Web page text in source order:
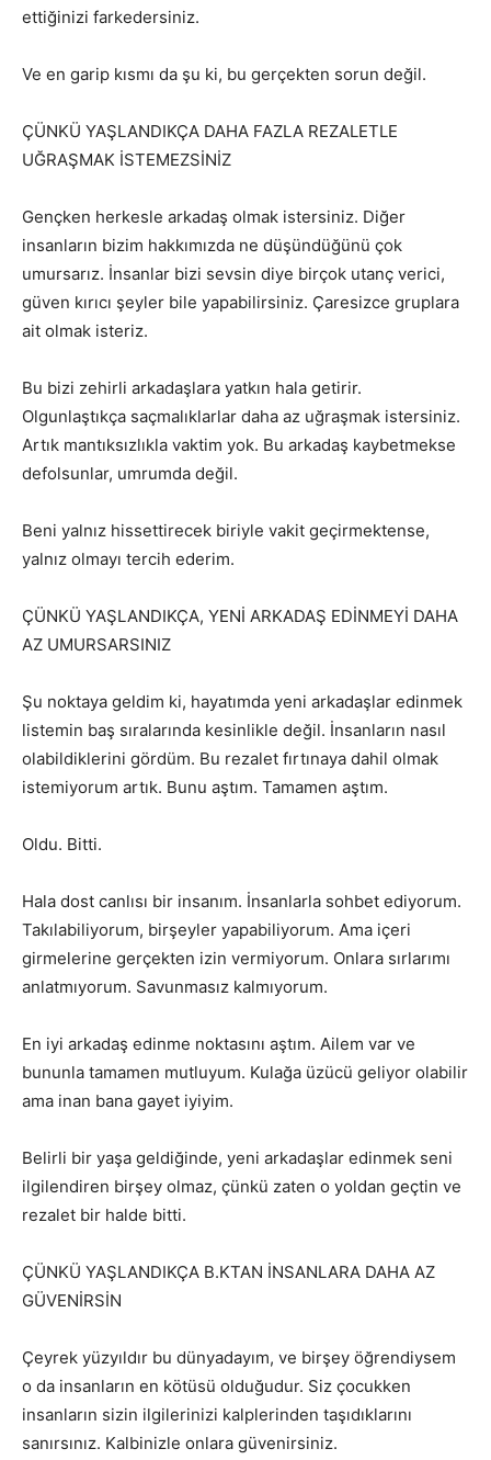
ettiğinizi farkedersiniz.
Ve en garip kısmı da şu ki, bu gerçekten sorun değil.
ÇÜNKÜ YAŞLANDIKÇA DAHA FAZLA REZALETLE
UĞRAŞMAK İSTEMEZSİNİZ
Gençken herkesle arkadaş olmak istersiniz. Diğer
insanların bizim hakkımızda ne düşündüğünü çok
umursarız. İnsanlar bizi sevsin diye birçok utanç verici,
güven kırıcı şeyler bile yapabilirsiniz. Çaresizce gruplara
ait olmak isteriz.
Bu bizi zehirli arkadaşlara yatkın hala getirir.
Olgunlaştıkça saçmalıklarlar daha az uğraşmak istersiniz.
Artık mantıksızlıkla vaktim yok. Bu arkadaş kaybetmekse
defolsunlar, umrumda değil.
Beni yalnız hissettirecek biriyle vakit geçirmektense,
yalnız olmayı tercih ederim.
ÇÜNKÜ YAŞLANDIKÇA, YENİ ARKADAŞ EDİNMEYİ DAHA
AZ UMURSARSINIZ
Şu noktaya geldim ki, hayatımda yeni arkadaşlar edinmek
listemin baş sıralarında kesinlikle değil. İnsanların nasıl
olabildiklerini gördüm. Bu rezalet fırtınaya dahil olmak
istemiyorum artık. Bunu aştım. Tamamen aştım.
Oldu. Bitti.
Hala dost canlısı bir insanım. İnsanlarla sohbet ediyorum.
Takılabiliyorum, birşeyler yapabiliyorum. Ama içeri
girmelerine gerçekten izin vermiyorum. Onlara sırlarımı
anlatmıyorum. Savunmasız kalmıyorum.
En iyi arkadaş edinme noktasını aştım. Ailem var ve
bununla tamamen mutluyum. Kulağa üzücü geliyor olabilir
ama inan bana gayet iyiyim.
Belirli bir yaşa geldiğinde, yeni arkadaşlar edinmek seni
ilgilendiren birşey olmaz, çünkü zaten o yoldan geçtin ve
rezalet bir halde bitti.
ÇÜNKÜ YAŞLANDIKÇA B.KTAN İNSANLARA DAHA AZ
GÜVENİRSİN
Çeyrek yüzyıldır bu dünyadayım, ve birşey öğrendiysem
o da insanların en kötüsü olduğudur. Siz çocukken
insanların sizin ilgilerinizi kalplerinden taşıdıklarını
sanırsınız. Kalbinizle onlara güvenirsiniz.